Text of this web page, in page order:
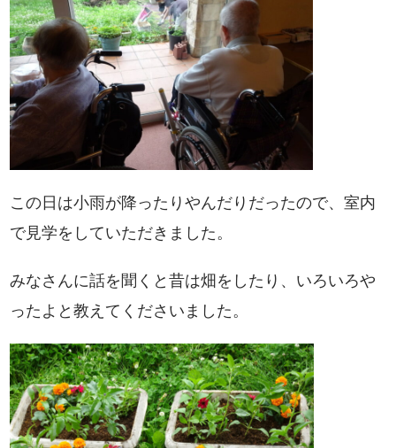
この日は小雨が降ったりやんだりだったので、室内
で見学をしていただきました。
みなさんに話を聞くと昔は畑をしたり、いろいろや
ったよと教えてくださいました。